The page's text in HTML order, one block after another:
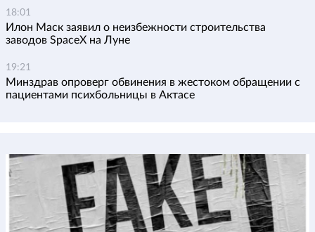
18:01
Илон Маск заявил о неизбежности строительства
заводов SpaceX на Луне
19:21
Минздрав опроверг обвинения в жестоком обращении с
пациентами психбольницы в Актасе